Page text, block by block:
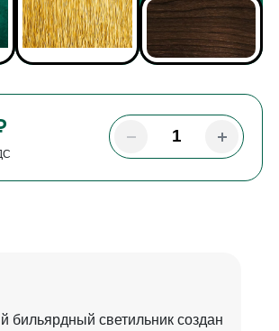
бильярдный светильник создан